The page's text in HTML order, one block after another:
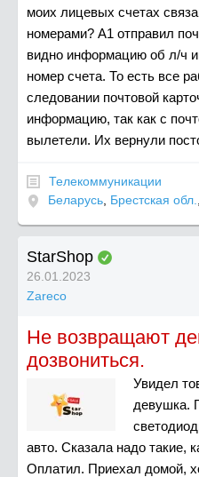
моих лицевых счетах
номерами? А1 отправил
видно информацию об л/ч
номер счета. То есть все
следовании почтовой
информацию, так как с
вылетели. Их вернули
Телекоммуникации
Беларусь, Брестская обл.,
StarShop
26.01.2023
Zareco
Не возвращают
дозвониться.
Увидел
девушка.
авто. Сказала надо такие,
Оплатил. Приехал домой,